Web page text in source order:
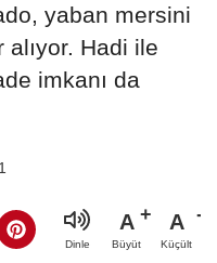
yaban mersini
Hadi ile
imkanı da
Dinle
A
Büyüt
A
Küçült